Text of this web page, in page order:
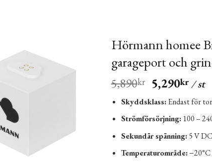
Hörmann homee
garageport och
5,890kr 5,290kr/ st
Skyddsklass:Endast för
Strömförsörjning: 100 –
Sekundär spänning:5 V
Temperaturområde: